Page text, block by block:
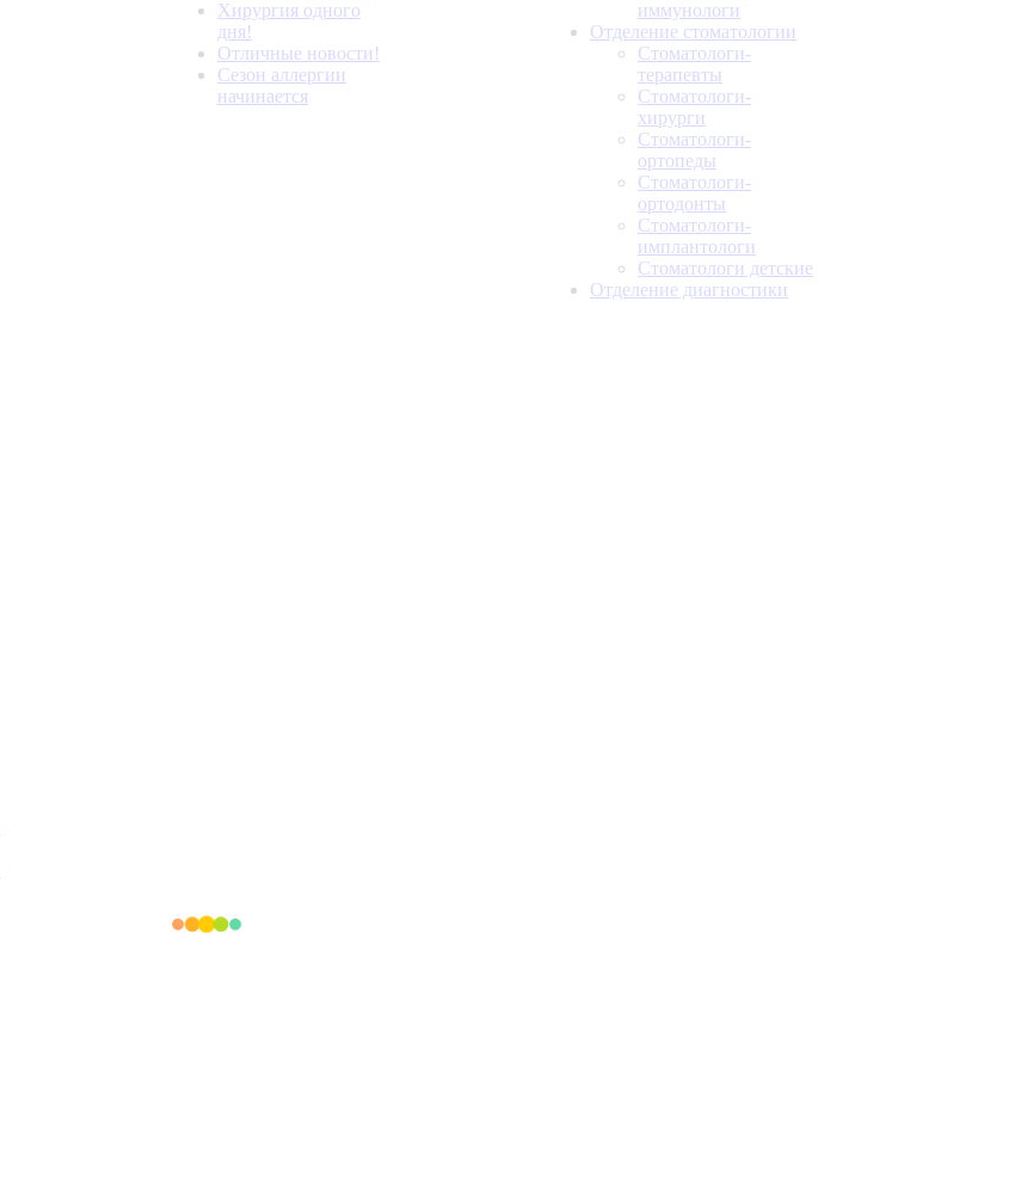
Хирургия одного
дня!
Отличные новости!
Сезон аллергии
начинается
иммунологи
Отделение стоматологии
Стоматологи-
терапевты
Стоматологи-
хирурги
Стоматологи-
ортопеды
Стоматологи-
ортодонты
Стоматологи-
имплантологи
Стоматологи детские
Отделение диагностики